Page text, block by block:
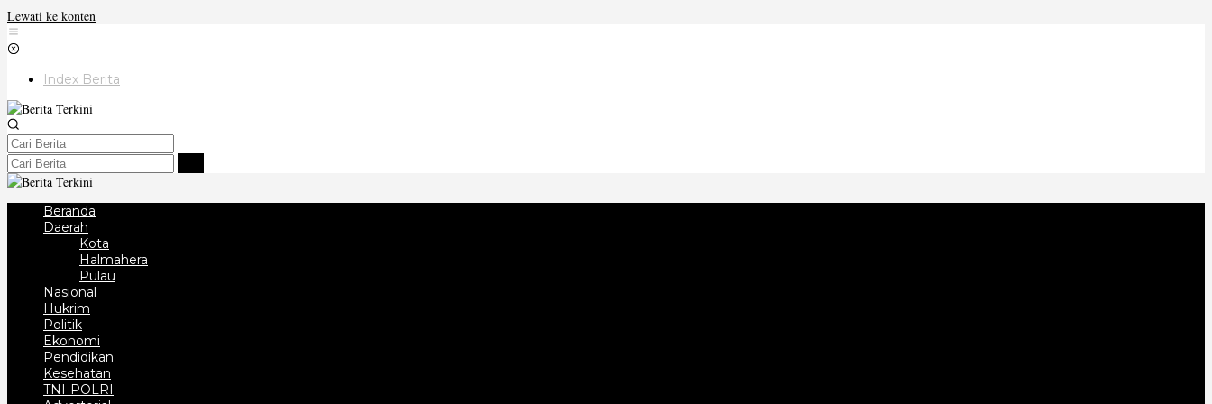
Lewati ke konten
Index Berita
Beranda
Daerah
Kota
Halmahera
Pulau
Nasional
Hukrim
Politik
Ekonomi
Pendidikan
Kesehatan
TNI-POLRI